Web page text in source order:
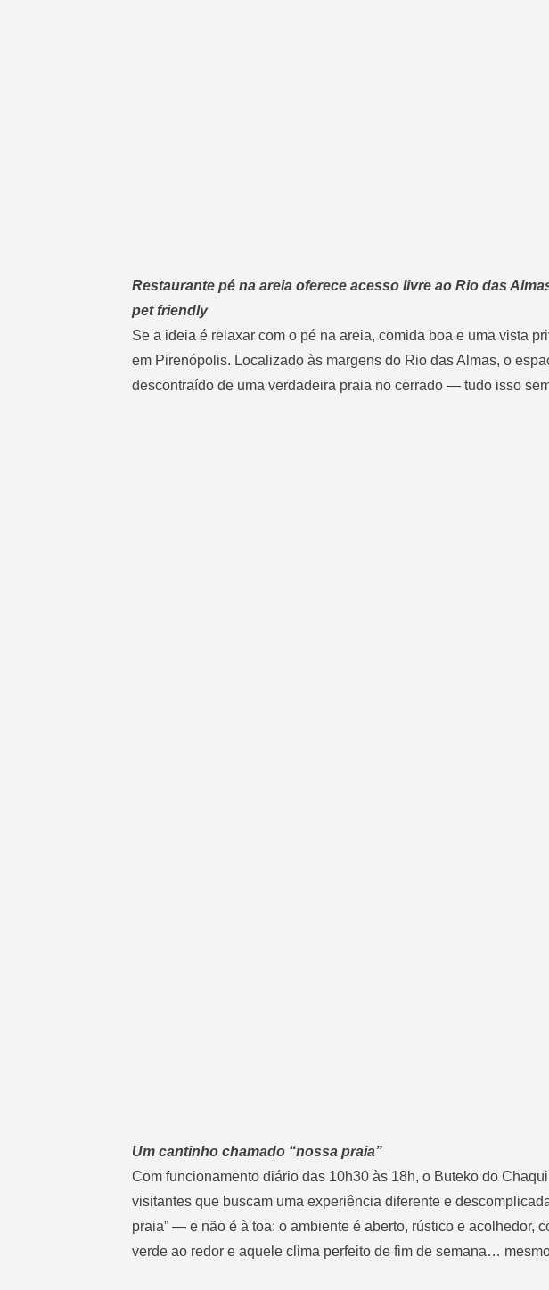
Restaurante pé na areia oferece acesso livre ao Rio das
pet friendly
Se a ideia é relaxar com o pé na areia, comida boa e uma vista
em Pirenópolis. Localizado às margens do Rio das Almas, o
descontraído de uma verdadeira praia no cerrado — tudo isso
Um cantinho chamado “nossa praia”
Com funcionamento diário das 10h30 às 18h, o Buteko do
visitantes que buscam uma experiência diferente e
praia” — e não é à toa: o ambiente é aberto, rústico e acolhedor,
verde ao redor e aquele clima perfeito de fim de semana…